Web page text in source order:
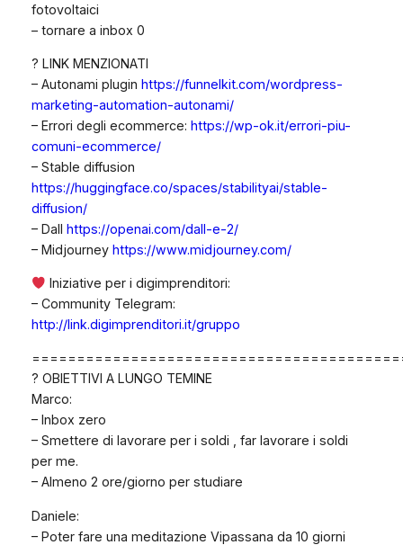
fotovoltaici
– tornare a inbox 0
? LINK MENZIONATI
– Autonami plugin https://funnelkit.com/wordpress-
marketing-automation-autonami/
– Errori degli ecommerce: https://wp-ok.it/errori-piu-
comuni-ecommerce/
– Stable diffusion
https://huggingface.co/spaces/stabilityai/stable-
diffusion/
– Dall https://openai.com/dall-e-2/
– Midjourney https://www.midjourney.com/
Iniziative per i digimprenditori:
– Community Telegram:
http://link.digimprenditori.it/gruppo
? OBIETTIVI A LUNGO TEMINE
Marco:
– Inbox zero
– Smettere di lavorare per i soldi , far lavorare i soldi
per me.
– Almeno 2 ore/giorno per studiare
Daniele:
– Poter fare una meditazione Vipassana da 10 giorni